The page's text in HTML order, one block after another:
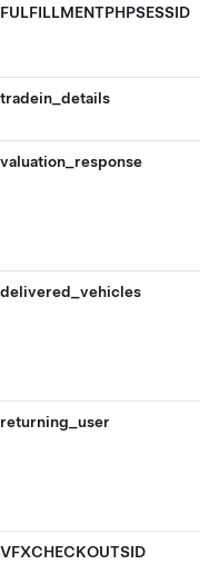
FULFILLMENTPHPSESSID
tradein_details
valuation_response
delivered_vehicles
returning_user
VFXCHECKOUTSID